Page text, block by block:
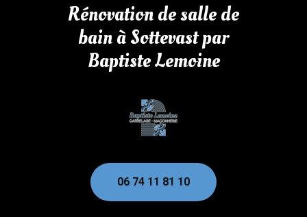
Rénovation de salle de
bain à Sottevast par
Baptiste Lemoine
06 74 11 81 10